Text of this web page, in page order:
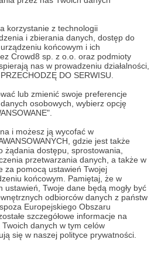
korzystanie z technologii
i zbierania danych, dostęp do
końcowym i ich
Crowd8 sp. z o.o. oraz podmioty
nas w prowadzeniu działalności,
DO SERWISU.
lub zmienić swoje preferencje
osobowych, wybierz opcję
i możesz ją wycofać w
gdzie jest także
żądania dostępu, sprostowania,
przetwarzania danych, a także w
za pomocą ustawień Twojej
końcowym. Pamiętaj, że w
ustawień, Twoje dane będą mogły być
odbiorców danych z państw
Europejskiego Obszaru
szczegółowe informacje na
danych w tym celów
się w naszej polityce prywatności.
nam możliwość
badań krwi, które
leczeniu naszych
i z całych sił dziękujemy, że
z nami i wspomagasz
koty, które bez pomocy
szans na przeżycie.